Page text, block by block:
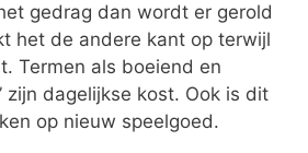
gedrag dan wordt er gerold
het de andere kant op terwijl
Termen als boeiend en
zijn dagelijkse kost. Ook is dit
op nieuw speelgoed.